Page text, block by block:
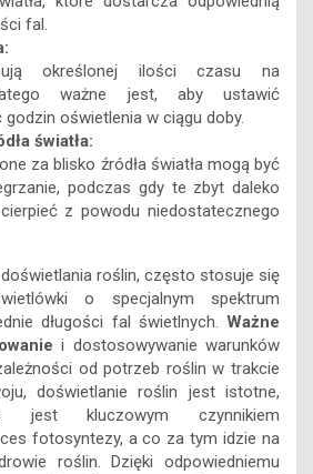
fal.
określonej ilości czasu na
ważne jest, aby ustawić
oświetlenia w ciągu doby.
światła:
za blisko źródła światła mogą być
podczas gdy te zbyt daleko
z powodu niedostatecznego
roślin, często stosuje się
o specjalnym spektrum
długości fal świetlnych. Ważne
i dostosowywanie warunków
od potrzeb roślin w trakcie
doświetlanie roślin jest istotne,
jest kluczowym czynnikiem
fotosyntezy, a co za tym idzie na
roślin. Dzięki odpowiedniemu